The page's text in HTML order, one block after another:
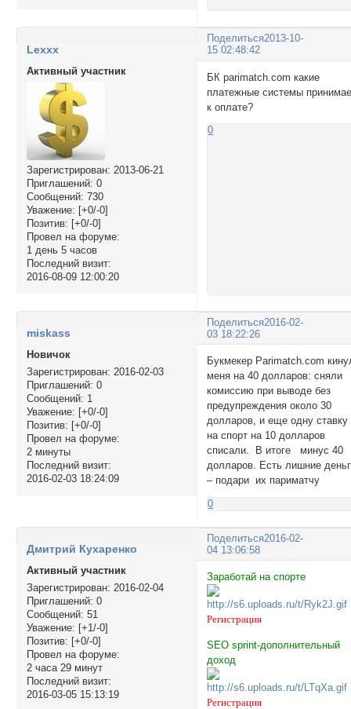
Поделиться2013-10-
15 02:48:42
Lexxx
Активный участник
Зарегистрирован: 2013-06-21
Приглашений: 0
Сообщений: 730
Уважение: [+0/-0]
Позитив: [+0/-0]
Провел на форуме:
1 день 5 часов
Последний визит:
2016-08-09 12:00:20
БК parimatch.com какие
платежные системы
к оплате?
0
Поделиться2016-02-
03 18:22:26
miskass
Новичок
Зарегистрирован: 2016-02-03
Приглашений: 0
Сообщений: 1
Уважение: [+0/-0]
Позитив: [+0/-0]
Провел на форуме:
2 минуты
Последний визит:
2016-02-03 18:24:09
Букмекер Parimatch.com
меня на 40 долларов: сняли
комиссию при выводе без
предупреждения около 30
долларов, и еще одну ставку
на спорт на 10 долларов
списали. В итоге минус 40
долларов. Есть лишние
– подари их париматчу
0
Поделиться2016-02-
04 13:06:58
Дмитрий Кухаренко
Активный участник
Зарегистрирован: 2016-02-04
Приглашений: 0
Сообщений: 51
Уважение: [+1/-0]
Позитив: [+0/-0]
Провел на форуме:
2 часа 29 минут
Последний визит:
2016-03-05 15:13:19
Заработай на спорте
Регистрация
SEO sprint-дополнительный
доход
Регистрация